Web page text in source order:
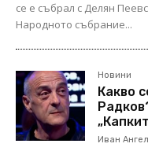
се е събрал с Делян
Народното събрание...
Новини
Какво
Иван